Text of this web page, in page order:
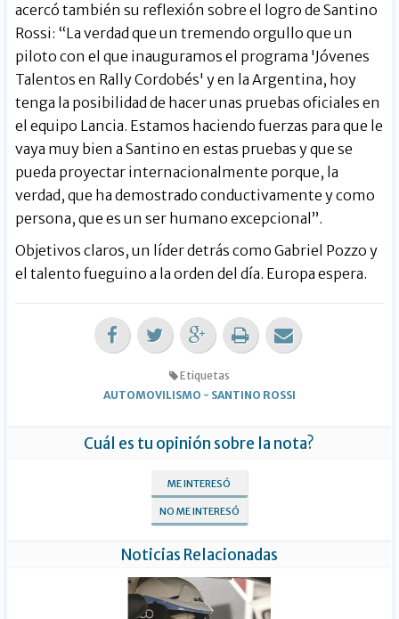
acercó también su reflexión sobre el logro de Santino
Rossi: “La verdad que un tremendo orgullo que un
piloto con el que inauguramos el programa 'Jóvenes
Talentos en Rally Cordobés' y en la Argentina, hoy
tenga la posibilidad de hacer unas pruebas oficiales en
el equipo Lancia. Estamos haciendo fuerzas para que le
vaya muy bien a Santino en estas pruebas y que se
pueda proyectar internacionalmente porque, la
verdad, que ha demostrado conductivamente y como
persona, que es un ser humano excepcional”.
Objetivos claros, un líder detrás como Gabriel Pozzo y
el talento fueguino a la orden del día. Europa espera.
Etiquetas
AUTOMOVILISMO - SANTINO ROSSI
Cuál es tu opinión sobre la nota?
ME INTERESÓ
NO ME INTERESÓ
Noticias Relacionadas